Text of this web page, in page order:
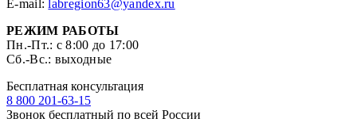
E-mail:labregion63@yandex.ru
РЕЖИМ РАБОТЫ
Пн.-Пт.: с 8:00 до 17:00
Сб.-Вс.: выходные
Бесплатная консультация
8 800 201-63-15
Звонок бесплатный по всей России